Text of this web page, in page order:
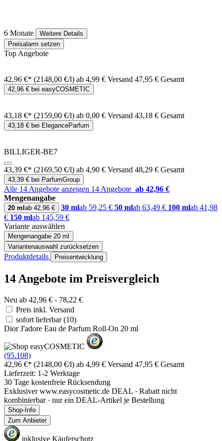
6 Monate
Weitere Details
Preisalarm setzen
Top Angebote
42,96 €* (2148,00 €/l) ab 4,99 € Versand 47,95 € Gesamt
42,96 € bei easyCOSMETIC
43,18 €* (2159,00 €/l) ab 0,00 € Versand 43,18 € Gesamt
43,18 € bei EleganceParfum
BILLIGER-BE7
43,39 €* (2169,50 €/l) ab 4,90 € Versand 48,29 € Gesamt
43,39 € bei ParfumGroup
Alle 14 Angebote anzeigen 14 Angebote ab 42,96 €
Mengenangabe
20 ml ab 42,96 € 30 mlab 59,25 € 50 mlab 63,49 € 100 mlab 41,98
€ 150 mlab 145,59 €
Variante auswählen
Mengenangabe 20 ml
Variantenauswahl zurücksetzen
Produktdetails Preisentwicklung
14 Angebote im Preisvergleich
Neu ab 42,96 € - 78,22 €
Preis inkl. Versand
sofort lieferbar(10)
Dior J'adore Eau de Parfum Roll-On 20 ml
(95.108)
42,96 €* (2148,00 €/l) ab 4,99 € Versand 47,95 € Gesamt
Lieferzeit: 1-2 Werktage
30 Tage kostenfreie Rücksendung
Exklusiver www.easycosmetic.de DEAL · Rabatt nicht
kombinierbar · nur ein DEAL-Artikel je Bestellung
Shop-Info
Zum Anbieter
inklusive Käuferschutz